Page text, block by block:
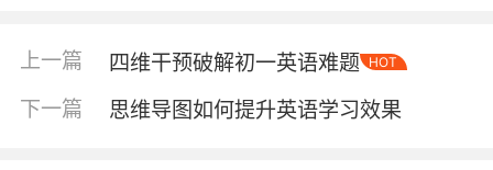
别在语法解析等需要板书演示的环节，主屏显示
教师画面、副屏同步课件的布局模式已被证明能
有效降低认知负荷。 二、软件与网络环境 操作系
统与浏览器的适配性常被忽视却至关重要。
上一篇 四维干预破解初一英语难题 HOT
下一篇 思维导图如何提升英语学习效果